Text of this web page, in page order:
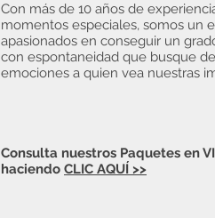
Con más de 10 años de
momentos especiales, somos un
apasionados en conseguir un
con espontaneidad que busque
emociones a quien vea nuestras
Consulta nuestros Paquetes en
haciendo CLIC AQUÍ >>